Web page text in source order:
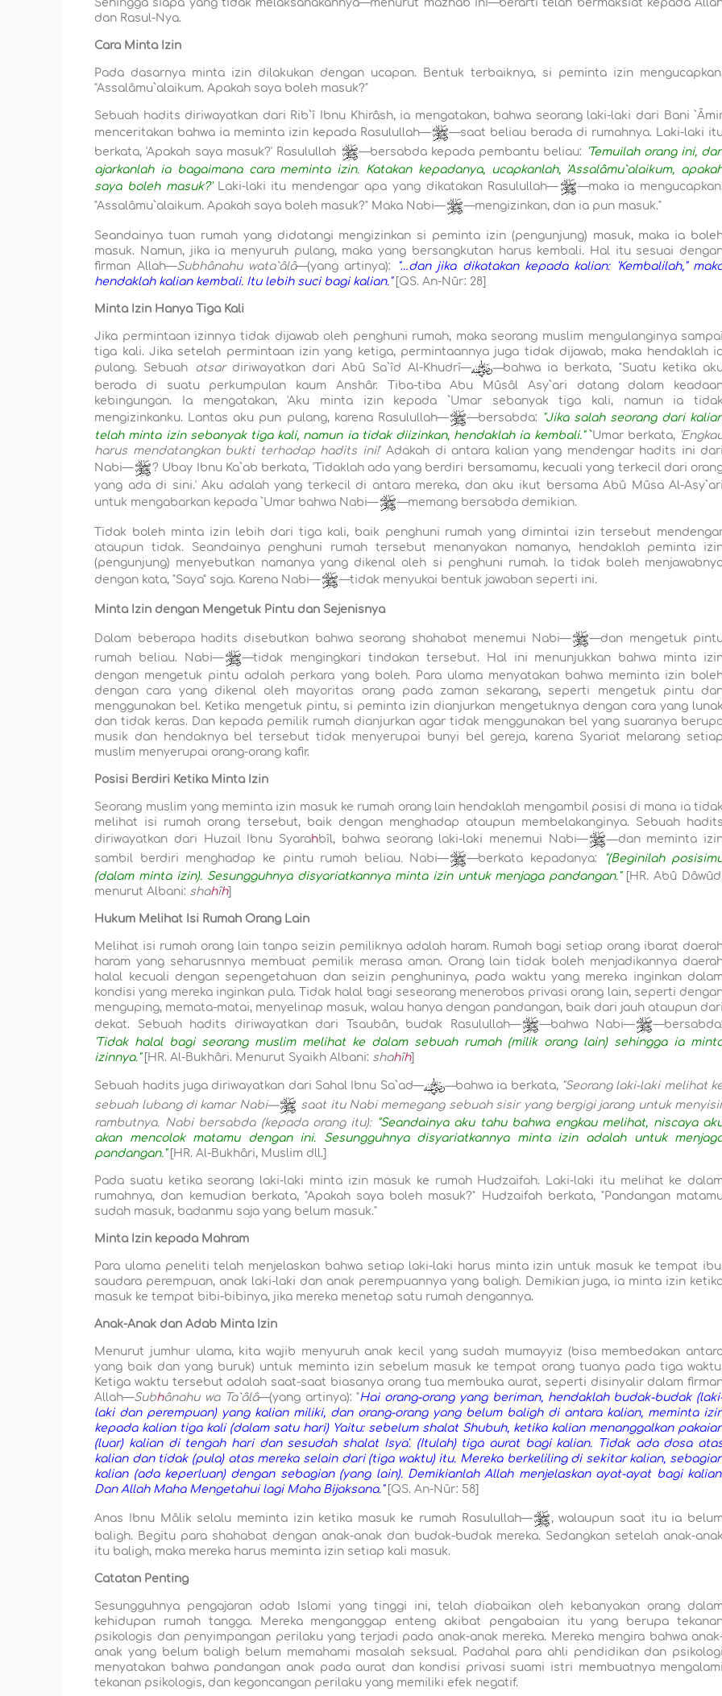
Sehingga siapa yang tidak melaksanakannya—menurut mazhab ini—berarti telah bermaksiat kepada
dan Rasul-Nya.
Cara Minta Izin
Pada dasarnya minta izin dilakukan dengan ucapan. Bentuk terbaiknya, si peminta izin
"Assalâmu`alaikum. Apakah saya boleh masuk?"
Sebuah hadits diriwayatkan dari Rib`î Ibnu Khirâsh, ia mengatakan, bahwa seorang laki-laki dari Bani
menceritakan bahwa ia meminta izin kepada Rasulullah—
—saat beliau berada di rumahnya. Laki-laki
berkata, 'Apakah saya masuk?' Rasulullah
—bersabda kepada pembantu beliau: 'Temuilah orang ini,
ajarkanlah ia bagaimana cara meminta izin. Katakan kepadanya, ucapkanlah, 'Assalâmu`alaikum,
saya boleh masuk?'
Laki-laki itu mendengar apa yang dikatakan Rasulullah—
—maka ia
"Assalâmu`alaikum. Apakah saya boleh masuk?" Maka Nabi—
—mengizinkan, dan ia pun masuk."
Seandainya tuan rumah yang didatangi mengizinkan si peminta izin (pengunjung) masuk, maka ia
masuk. Namun, jika ia menyuruh pulang, maka yang bersangkutan harus kembali. Hal itu sesuai
firman Allah—Subhânahu wata`âlâ—(yang artinya):
"…dan jika dikatakan kepada kalian: 'Kembalilah,"
hendaklah kalian kembali. Itu lebih suci bagi kalian." [QS. An-Nûr: 28]
Minta Izin Hanya Tiga Kali
Jika permintaan izinnya tidak dijawab oleh penghuni rumah, maka seorang muslim mengulanginya sampai
tiga kali. Jika setelah permintaan izin yang ketiga, permintaannya juga tidak dijawab, maka hendaklah
pulang. Sebuah atsardiriwayatkan dari Abû Sa`îd Al-Khudrî— ­­­—bahwa ia berkata, "Suatu ketika
berada di suatu perkumpulan kaum Anshâr. Tiba-tiba Abu Mûsâl Asy`ari datang dalam
kebingungan. Ia mengatakan, 'Aku minta izin kepada `Umar sebanyak tiga kali, namun ia tidak
mengizinkanku. Lantas aku pun pulang, karena Rasulullah—
—bersabda: "Jika salah seorang dari
telah minta izin sebanyak tiga kali, namun ia tidak diizinkan, hendaklah ia kembali." `Umar berkata,
harus mendatangkan bukti terhadap hadits ini!' Adakah di antara kalian yang mendengar hadits ini dari
Nabi—
? Ubay Ibnu Ka`ab berkata, 'Tidaklah ada yang berdiri bersamamu, kecuali yang terkecil dari
yang ada di sini.' Aku adalah yang terkecil di antara mereka, dan aku ikut bersama Abû Mûsa Al-Asy`ari
untuk mengabarkan kepada `Umar bahwa Nabi—
—memang bersabda demikian.
Tidak boleh minta izin lebih dari tiga kali, baik penghuni rumah yang dimintai izin tersebut
ataupun tidak. Seandainya penghuni rumah tersebut menanyakan namanya, hendaklah peminta
(pengunjung) menyebutkan namanya yang dikenal oleh si penghuni rumah. Ia tidak boleh
dengan kata, "Saya" saja. Karena Nabi—
—tidak menyukai bentuk jawaban seperti ini.
Minta Izin dengan Mengetuk Pintu dan Sejenisnya
Dalam beberapa hadits disebutkan bahwa seorang shahabat menemui Nabi—
—dan mengetuk
rumah beliau. Nabi—
—tidak mengingkari tindakan tersebut. Hal ini menunjukkan bahwa minta
dengan mengetuk pintu adalah perkara yang boleh. Para ulama menyatakan bahwa meminta izin
dengan cara yang dikenal oleh mayoritas orang pada zaman sekarang, seperti mengetuk pintu
menggunakan bel. Ketika mengetuk pintu, si peminta izin dianjurkan mengetuknya dengan cara yang lunak
dan tidak keras. Dan kepada pemilik rumah dianjurkan agar tidak menggunakan bel yang suaranya
musik dan hendaknya bel tersebut tidak menyerupai bunyi bel gereja, karena Syariat melarang setiap
muslim menyerupai orang-orang kafir.
Posisi Berdiri Ketika Minta Izin
Seorang muslim yang meminta izin masuk ke rumah orang lain hendaklah mengambil posisi di mana ia tidak
melihat isi rumah orang tersebut, baik dengan menghadap ataupun membelakanginya. Sebuah hadits
diriwayatkan dari Huzail Ibnu Syarahbîl, bahwa seorang laki-laki menemui Nabi—
―dan meminta
sambil berdiri menghadap ke pintu rumah beliau. Nabi— —berkata kepadanya:
"(Beginilah
(dalam minta izin). Sesungguhnya disyariatkannya minta izin untuk menjaga pandangan."
[HR. Abû
menurut Albani: shahîh]
Hukum Melihat Isi Rumah Orang Lain
Melihat isi rumah orang lain tanpa seizin pemiliknya adalah haram. Rumah bagi setiap orang ibarat
haram yang seharusnnya membuat pemilik merasa aman. Orang lain tidak boleh menjadikannya
halal kecuali dengan sepengetahuan dan seizin penghuninya, pada waktu yang mereka inginkan dalam
kondisi yang mereka inginkan pula. Tidak halal bagi seseorang menerobos privasi orang lain, seperti
menguping, memata-matai, menyelinap masuk, walau hanya dengan pandangan, baik dari jauh ataupun dari
dekat. Sebuah hadits diriwayatkan dari Tsaubân, budak Rasulullah—
—bahwa Nabi—
—bersabda:
'Tidak halal bagi seorang muslim melihat ke dalam sebuah rumah (milik orang lain) sehingga ia
izinnya." [HR. Al-Bukhâri. Menurut Syaikh Albani: shahîh]
Sebuah hadits juga diriwayatkan dari Sahal Ibnu Sa`ad— —bahwa ia berkata, "Seorang laki-laki melihat
sebuah lubang di kamar Nabi—
saat itu Nabi memegang sebuah sisir yang bergigi jarang untuk
rambutnya. Nabi bersabda (kepada orang itu): "Seandainya aku tahu bahwa engkau melihat, niscaya
akan mencolok matamu dengan ini. Sesungguhnya disyariatkannya minta izin adalah untuk
pandangan." [HR. Al-Bukhâri, Muslim dll.]
Pada suatu ketika seorang laki-laki minta izin masuk ke rumah Hudzaifah. Laki-laki itu melihat ke dalam
rumahnya, dan kemudian berkata, "Apakah saya boleh masuk?" Hudzaifah berkata, "Pandangan
sudah masuk, badanmu saja yang belum masuk."
Minta Izin kepada Mahram
Para ulama peneliti telah menjelaskan bahwa setiap laki-laki harus minta izin untuk masuk ke tempat
saudara perempuan, anak laki-laki dan anak perempuannya yang baligh. Demikian juga, ia minta izin
masuk ke tempat bibi-bibinya, jika mereka menetap satu rumah dengannya.
Anak-Anak dan Adab Minta Izin
Menurut jumhur ulama, kita wajib menyuruh anak kecil yang sudah mumayyiz (bisa membedakan
yang baik dan yang buruk) untuk meminta izin sebelum masuk ke tempat orang tuanya pada tiga waktu.
Ketiga waktu tersebut adalah saat-saat biasanya orang tua membuka aurat, seperti disinyalir dalam
Allah—Subhânahu wa Ta`âlâ—(yang artinya): "Hai orang-orang yang beriman, hendaklah budak-budak
laki dan perempuan) yang kalian miliki, dan orang-orang yang belum baligh di antara kalian, meminta
kepada kalian tiga kali (dalam satu hari) Yaitu: sebelum shalat Shubuh, ketika kalian menanggalkan
(luar) kalian di tengah hari dan sesudah shalat Isya'. (Itulah) tiga aurat bagi kalian. Tidak ada dosa
kalian dan tidak (pula) atas mereka selain dari (tiga waktu) itu. Mereka berkeliling di sekitar kalian,
kalian (ada keperluan) dengan sebagian (yang lain). Demikianlah Allah menjelaskan ayat-ayat bagi
Dan Allah Maha Mengetahui lagi Maha Bijaksana."[QS. An-Nûr: 58]
Anas Ibnu Mâlik selalu meminta izin ketika masuk ke rumah Rasulullah—
, walaupun saat itu ia belum
baligh. Begitu para shahabat dengan anak-anak dan budak-budak mereka. Sedangkan setelah anak-anak
itu baligh, maka mereka harus meminta izin setiap kali masuk.
Catatan Penting
Sesungguhnya pengajaran adab Islami yang tinggi ini, telah diabaikan oleh kebanyakan orang dalam
kehidupan rumah tangga. Mereka menganggap enteng akibat pengabaian itu yang berupa
psikologis dan penyimpangan perilaku yang terjadi pada anak-anak mereka. Mereka mengira bahwa
anak yang belum baligh belum memahami masalah seksual. Padahal para ahli pendidikan dan psikologi
menyatakan bahwa pandangan anak pada aurat dan kondisi privasi suami istri membuatnya mengalami
tekanan psikologis, dan kegoncangan perilaku yang memiliki efek negatif.